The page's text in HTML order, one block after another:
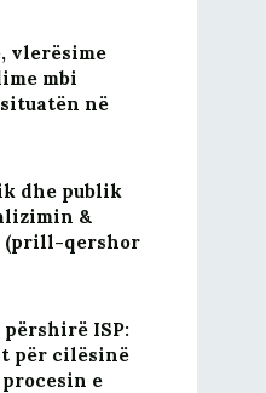
vlerësime
mbi
në
dhe publik
&
qershor
ISP:
për cilësinë
e